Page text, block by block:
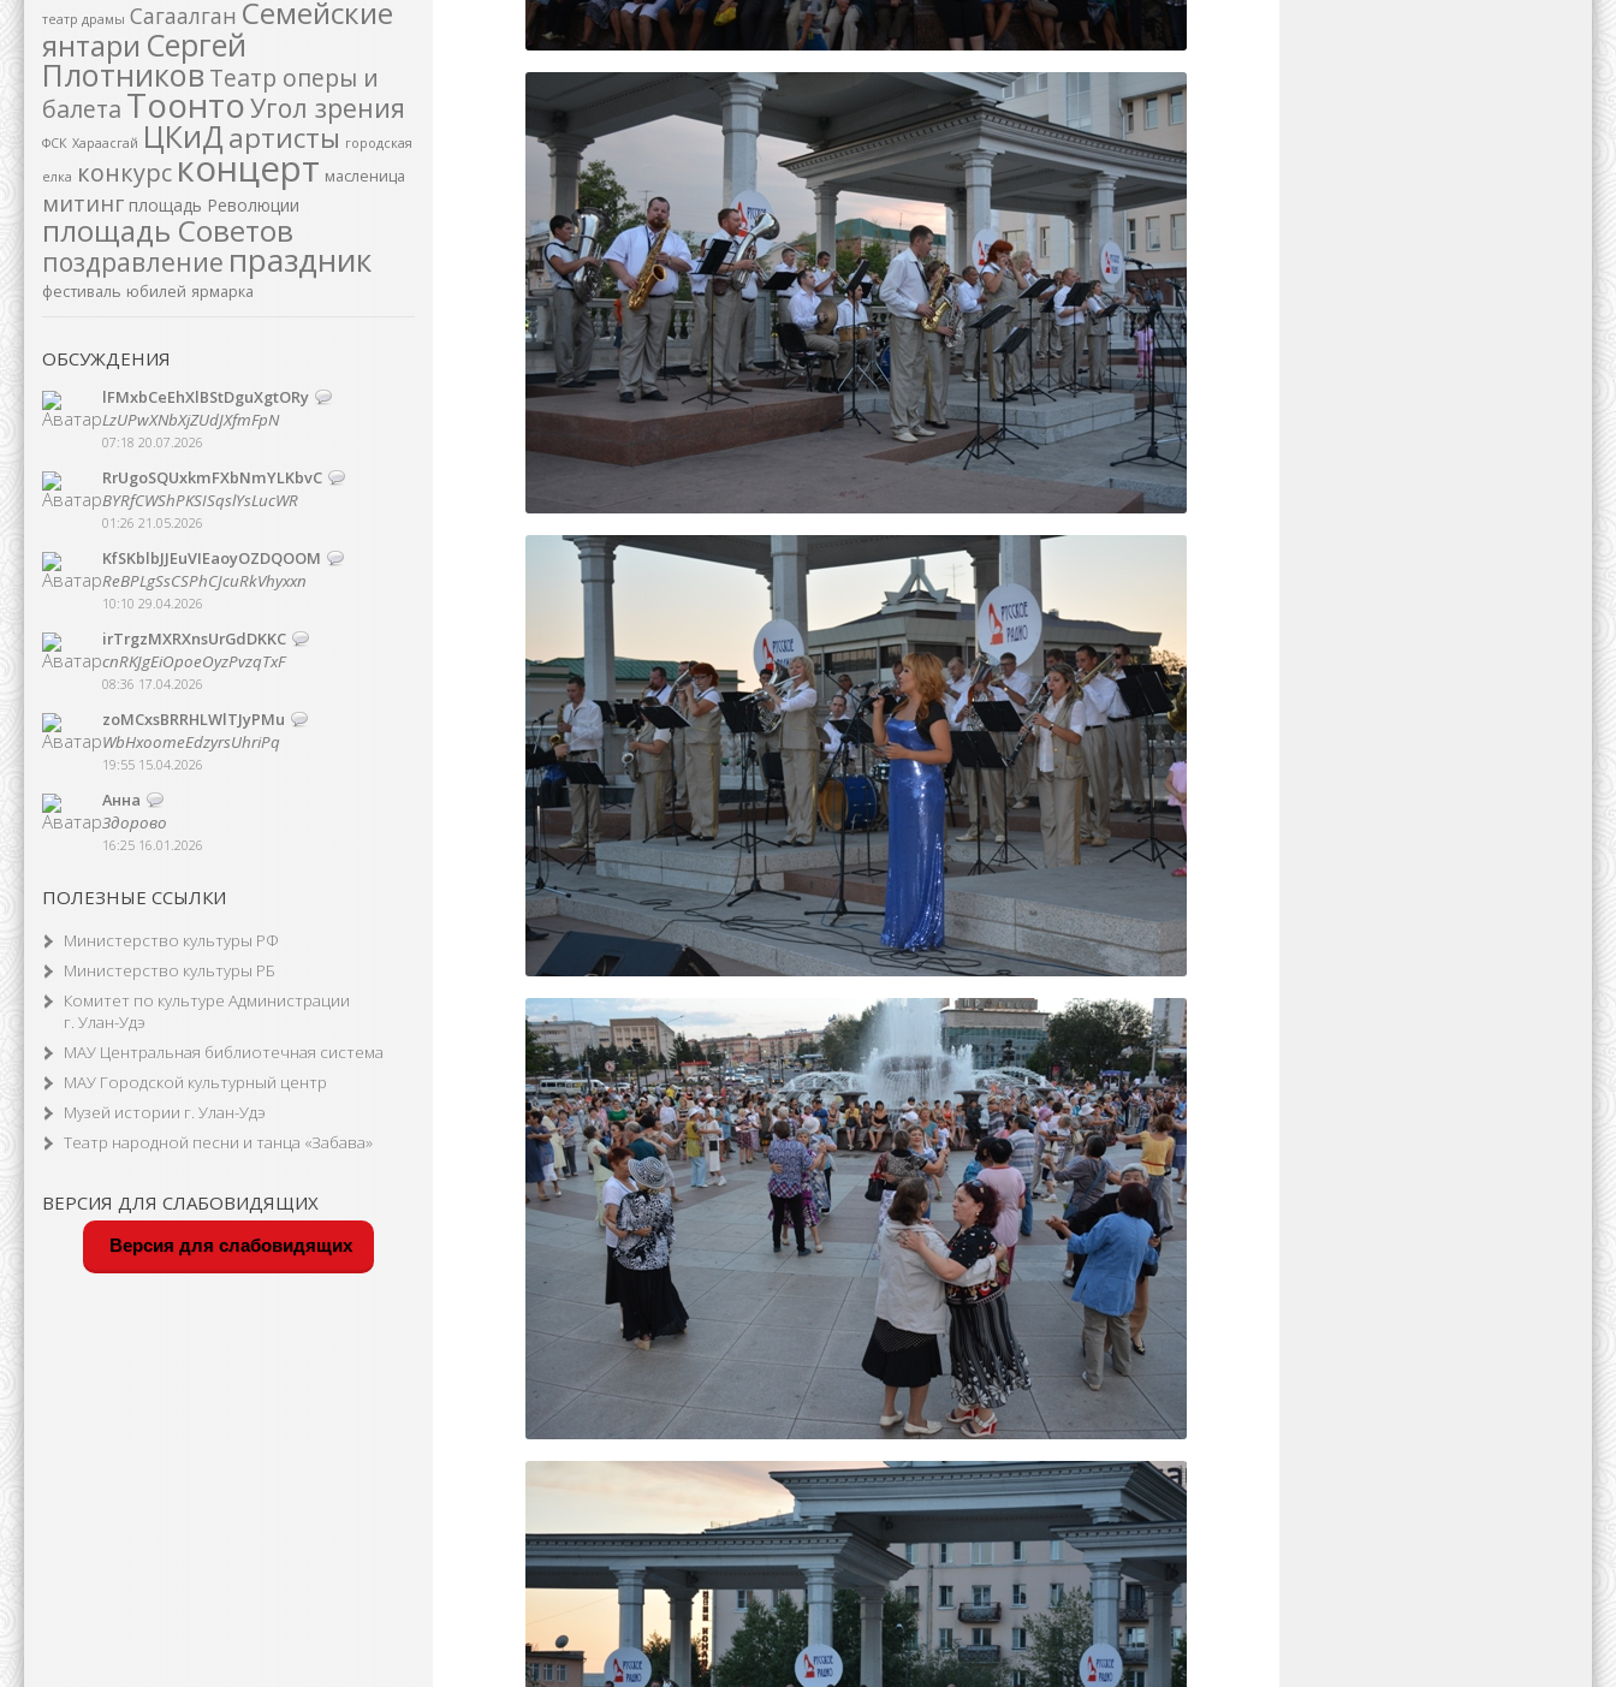
театр драмы Сагаалган Семейские
янтари Сергей
Плотников Театр оперы и
балета ТоонтоУгол зрения
ФСК Хараасгай ЦКиДартисты городская
елка конкурс концерт масленица
митинг площадь Революции
площадь Советов
поздравление праздник
фестиваль юбилей ярмарка
ОБСУЖДЕНИЯ
lFMxbCeEhXlBStDguXgtORy
LzUPwXNbXjZUdJXfmFpN
07:18 20.07.2026
RrUgoSQUxkmFXbNmYLKbvC
BYRfCWShPKSISqslYsLucWR
01:26 21.05.2026
KfSKblbJJEuVIEaoyOZDQOOM
ReBPLgSsCSPhCJcuRkVhyxxn
10:10 29.04.2026
irTrgzMXRXnsUrGdDKKC
cnRKJgEiOpoeOyzPvzqTxF
08:36 17.04.2026
zoMCxsBRRHLWlTJyPMu
WbHxoomeEdzyrsUhriPq
19:55 15.04.2026
Анна
Здорово
16:25 16.01.2026
ПОЛЕЗНЫЕ ССЫЛКИ
Министерство культуры РФ
Министерство культуры РБ
Комитет по культуре Администрации
г. Улан-Удэ
МАУ Центральная библиотечная система
МАУ Городской культурный центр
Музей истории г. Улан-Удэ
Театр народной песни и танца «Забава»
ВЕРСИЯ ДЛЯ СЛАБОВИДЯЩИХ
Версия для слабовидящих